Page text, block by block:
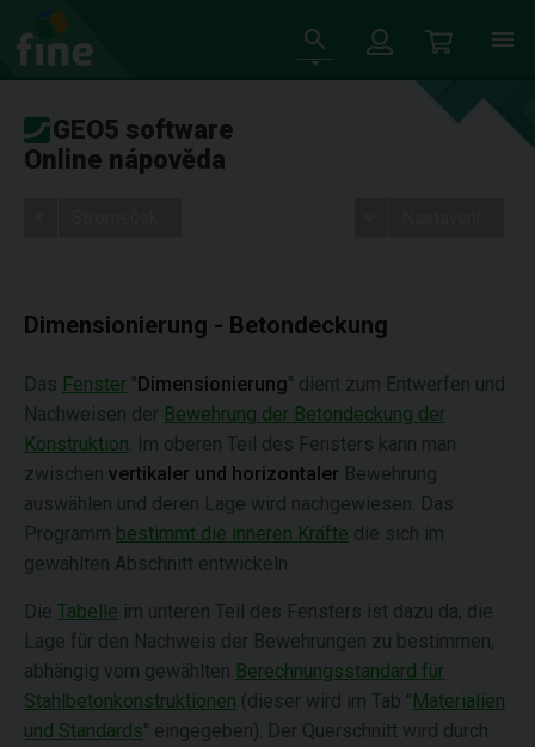
GEO5 software
Online nápověda
Dimensionierung - Betondeckung
Das Fenster "Dimensionierung" dient zum Entwerfen und
Nachweisen der Bewehrung der Betondeckung der
Konstruktion . Im oberen Teil des Fensters kann man
zwischen vertikaler und horizontaler Bewehrung
auswählen und deren Lage wird nachgewiesen. Das
Programm bestimmt die inneren Kräfte die sich im
gewählten Abschnitt entwickeln.
Die Tabelle im unteren Teil des Fensters ist dazu da, die
Lage für den Nachweis der Bewehrungen zu bestimmen,
abhängig vom gewählten Berechnungsstandard für
Stahlbetonkonstruktionen (dieser wird im Tab "Materialien
und Standards" eingegeben). Der Querschnitt wird durch